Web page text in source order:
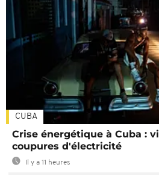
CUBA
Crise énergétique à Cuba :
coupures d'électricité
Il y a 11 heures